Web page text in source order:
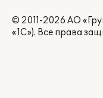
© 2011-2026 АО
«1С»). Все права